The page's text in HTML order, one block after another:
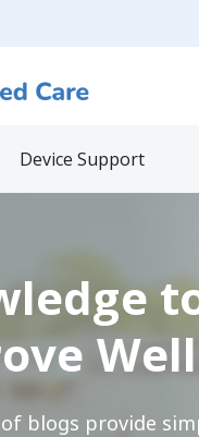
Device Support
blogs provide